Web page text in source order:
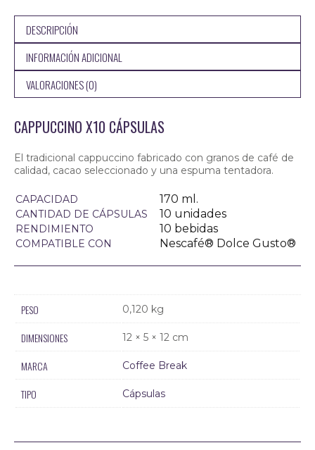
$
DESCRIPCIÓN
INFORMACIÓN ADICIONAL
VALORACIONES (0)
CAPPUCCINO X10 CÁPSULAS
El tradicional cappuccino fabricado con granos de café de
calidad, cacao seleccionado y una espuma tentadora.
CAPACIDAD 170 ml.
CANTIDAD DE CÁPSULAS 10 unidades
RENDIMIENTO 10 bebidas
COMPATIBLE CON Nescafé® Dolce Gusto®
PESO 0,120 kg
DIMENSIONES 12 × 5 × 12 cm
MARCA Coffee Break
TIPO Cápsulas